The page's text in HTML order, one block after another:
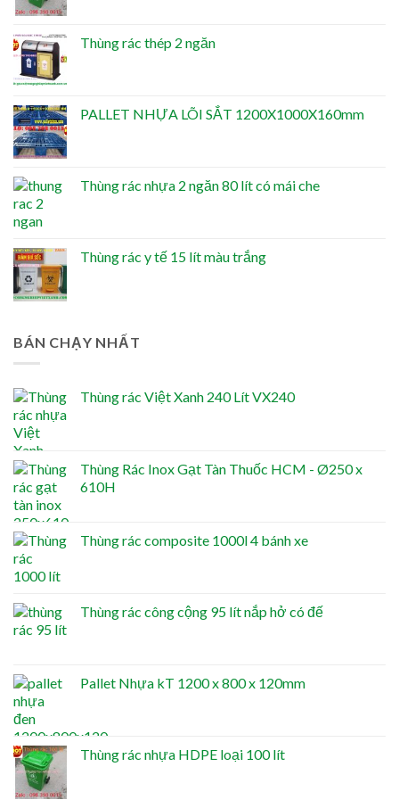
Thùng rác thép 2 ngăn
PALLET NHỰA LÕI SẮT 1200X1000X160mm
Thùng rác nhựa 2 ngăn 80 lít có mái che
Thùng rác y tế 15 lít màu trắng
BÁN CHẠY NHẤT
Thùng rác Việt Xanh 240 Lít VX240
Thùng Rác Inox Gạt Tàn Thuốc HCM - Ø250 x
610H
Thùng rác composite 1000l 4 bánh xe
Thùng rác công cộng 95 lít nắp hở có đế
Pallet Nhựa kT 1200 x 800 x 120mm
Thùng rác nhựa HDPE loại 100 lít